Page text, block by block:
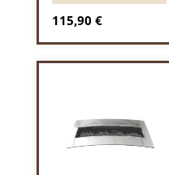
Regulärer Preis:
115,90 €